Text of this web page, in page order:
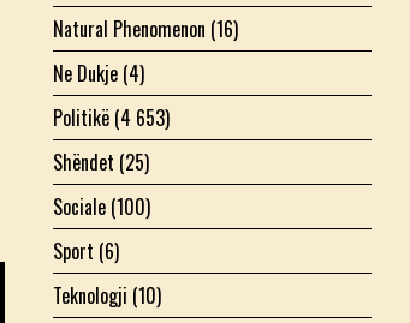
Natural Phenomenon (16)
Ne Dukje (4)
Politikë (4 653)
Shëndet (25)
Sociale (100)
Sport (6)
Teknologji (10)